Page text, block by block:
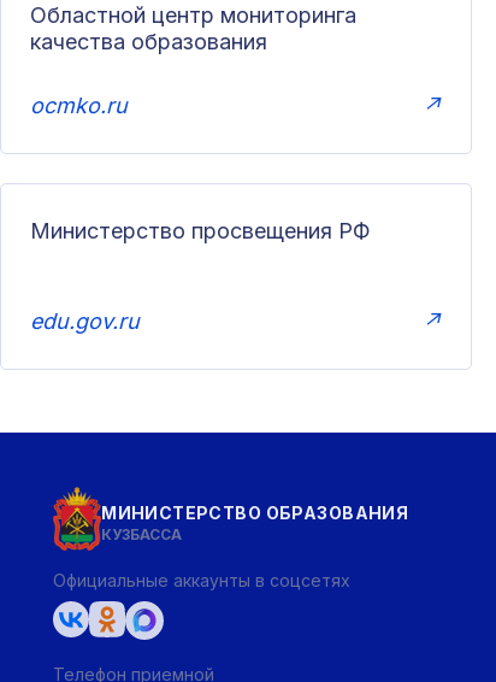
Областной центр мониторинга
качества образования
ocmko.ru ↗
Министерство просвещения РФ
edu.gov.ru ↗
МИНИСТЕРСТВО ОБРАЗОВАНИЯ
КУЗБАССА
Официальные аккаунты в соцсетях
Телефон приемной